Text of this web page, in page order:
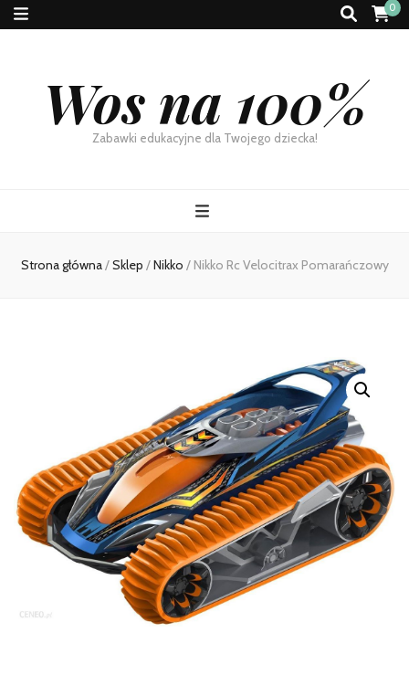
0
Wos na 100%
Zabawki edukacyjne dla Twojego dziecka!
Strona główna/Sklep /Nikko / Nikko Rc Velocitrax Pomarańczowy